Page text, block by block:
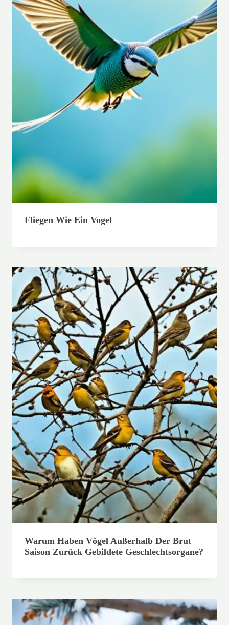
Fliegen Wie Ein Vogel
Warum Haben Vögel Außerhalb Der Brut
Saison Zurück Gebildete Geschlechtsorgane?